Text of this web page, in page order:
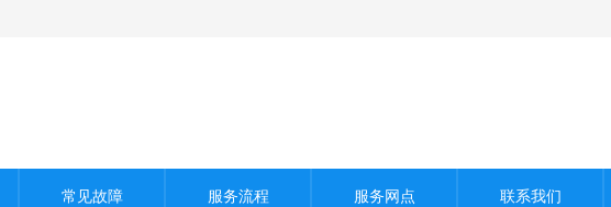
常见故障 服务流程 服务网点 联系我们